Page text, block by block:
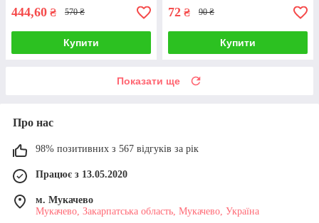
444,60 ₴ 570 ₴
Купити
72 ₴ 90 ₴
Купити
Показати ще
Про нас
98% позитивних з 567 відгуків за рік
Працює з 13.05.2020
м. Мукачево
Мукачево, Закарпатська область, Мукачево, Україна